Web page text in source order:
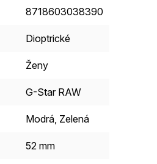
8718603038390
Dioptrické
Ženy
G-Star RAW
Modrá Zelená
52 mm